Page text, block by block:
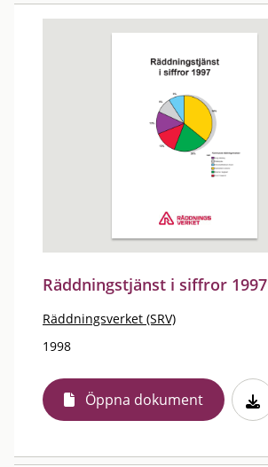
Räddningstjänst i siffror 1997
Räddningsverket (SRV)
1998
Öppna dokument